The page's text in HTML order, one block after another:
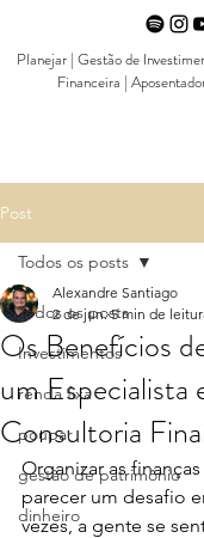
Planejar | Gestão de
Financeira |
Post
Todos os posts
Investimentos
renda fixa
poupar
gestão de patrimônio
dinheiro
Todos os posts
Os Benefícios
um Especialista
Consultoria
Alexandre Santiago
2 de jun. 5 min de
Organizar as
parecer um desafio
vezes, a gente se